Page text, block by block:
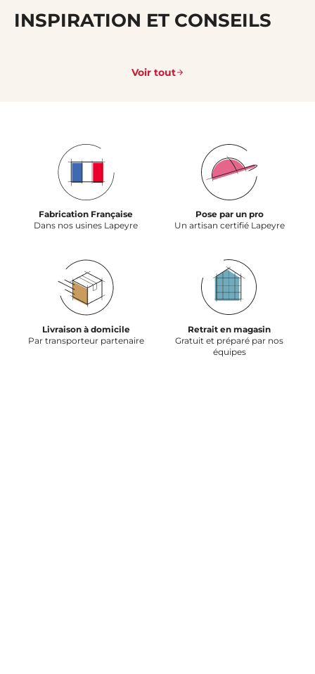
INSPIRATION ET CONSEILS
Voir tout
Fabrication Française
Dans nos usines Lapeyre
Pose par un pro
Un artisan certifié Lapeyre
Livraison à domicile
Par transporteur partenaire
Retrait en magasin
Gratuit et préparé par nos
équipes